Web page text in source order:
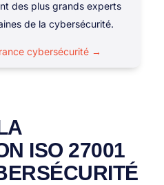
des plus grands experts
de la cybersécurité.
cybersécurité →
ISO 27001